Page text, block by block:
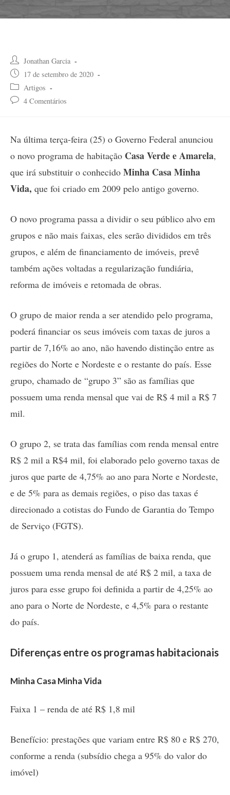
Post
author:
Jonathan Garcia
Post
published:
17 de setembro de 2020
Post
category:
Artigos
Post 4 Comentários
Na última terça-feira (25) o Governo Federal anunciou
o novo programa de habitação Casa Verde e Amarela,
que irá substituir o conhecido Minha Casa Minha
Vida, que foi criado em 2009 pelo antigo governo.
O novo programa passa a dividir o seu público alvo em
grupos e não mais faixas, eles serão divididos em três
grupos, e além de financiamento de imóveis, prevê
também ações voltadas a regularização fundiária,
reforma de imóveis e retomada de obras.
O grupo de maior renda a ser atendido pelo programa,
poderá financiar os seus imóveis com taxas de juros a
partir de 7,16% ao ano, não havendo distinção entre as
regiões do Norte e Nordeste e o restante do país. Esse
grupo, chamado de “grupo 3” são as famílias que
possuem uma renda mensal que vai de R$ 4 mil a R$ 7
mil.
O grupo 2, se trata das famílias com renda mensal entre
R$ 2 mil a R$4 mil, foi elaborado pelo governo taxas de
juros que parte de 4,75% ao ano para Norte e Nordeste,
e de 5% para as demais regiões, o piso das taxas é
direcionado a cotistas do Fundo de Garantia do Tempo
de Serviço (FGTS).
Já o grupo 1, atenderá as famílias de baixa renda, que
possuem uma renda mensal de até R$ 2 mil, a taxa de
juros para esse grupo foi definida a partir de 4,25% ao
ano para o Norte de Nordeste, e 4,5% para o restante
do país.
Diferenças entre os programas habitacionais
Minha Casa Minha Vida
Faixa 1 – renda de até R$ 1,8 mil
Benefício: prestações que variam entre R$ 80 e R$ 270,
conforme a renda (subsídio chega a 95% do valor do
imóvel)